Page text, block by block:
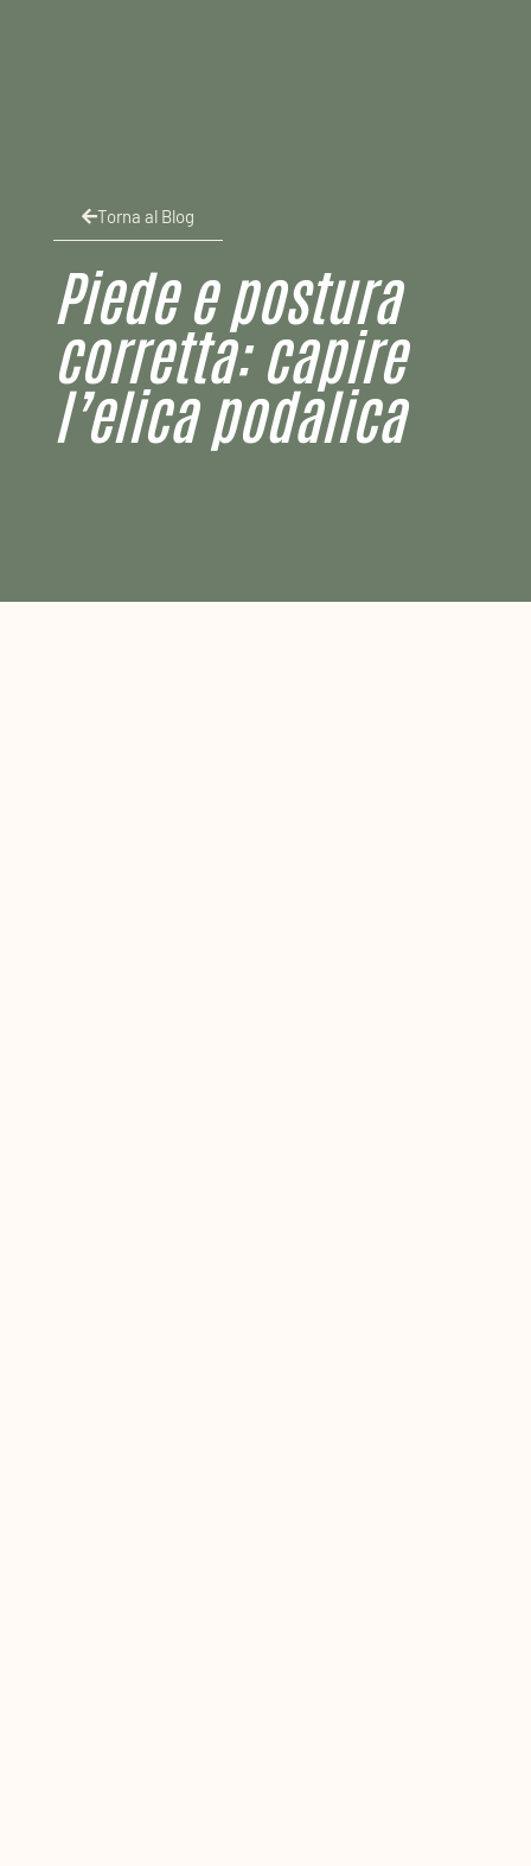
Torna al Blog
Piede e postura
corretta: capire
l’elica podalica